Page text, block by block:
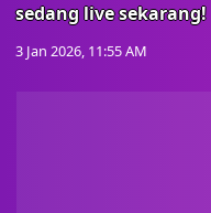
sedang live sekarang!
3 Jan 2026, 11:55 AM